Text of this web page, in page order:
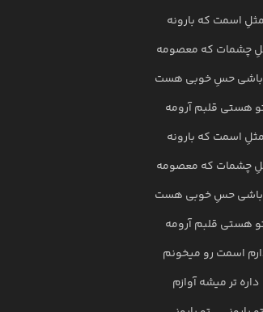
مثلِ اسمت که بارونه
چشمات که معصومه
باشی حسِ خوبی هست
هستی قلبم آرومه
مثلِ اسمت که بارونه
چشمات که معصومه
باشی حسِ خوبی هست
هستی قلبم آرومه
اسمت رو میخونم
داره تر میشه آوازم